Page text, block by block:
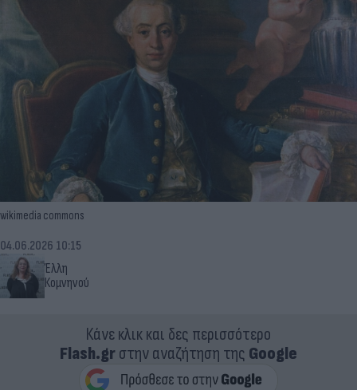
wikimedia commons
Έλλη
Κομνηνού
04.06.2026 10:15
Κάνε κλικ και δες περισσότερο
Flash.grστην αναζήτηση της Google